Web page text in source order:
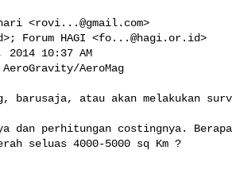
<
rovi...@gmail.com>
>; Forum HAGI <fo...@hagi.or.id>
barusaja, atau akan melakukan
dan perhitungan costingnya. Berapa
seluas 4000-5000 sq Km ?